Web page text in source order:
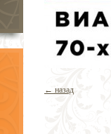
← назад